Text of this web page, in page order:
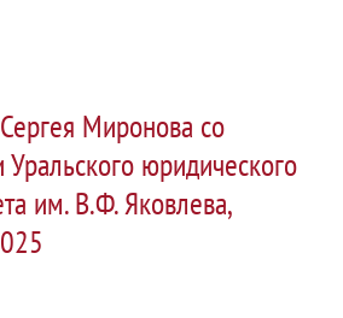
Миронова со
Уральского юридического
им. В.Ф. Яковлева,